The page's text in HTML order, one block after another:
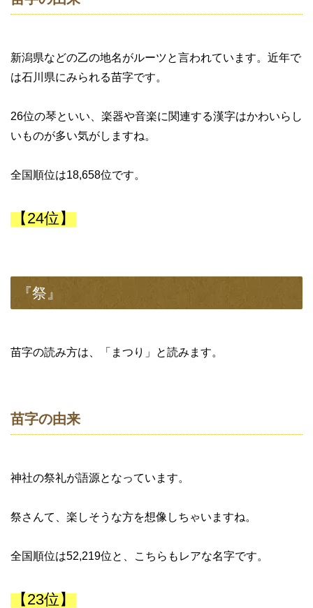
新潟県などの乙の地名がルーツと言われています。近年で
は石川県にみられる苗字です。
26位の琴といい、楽器や音楽に関連する漢字はかわいらし
いものが多い気がしますね。
全国順位は18,658位です。
【24位】
『祭』
苗字の読み方は、「まつり」と読みます。
苗字の由来
神社の祭礼が語源となっています。
祭さんて、楽しそうな方を想像しちゃいますね。
全国順位は52,219位と、こちらもレアな名字です。
【23位】